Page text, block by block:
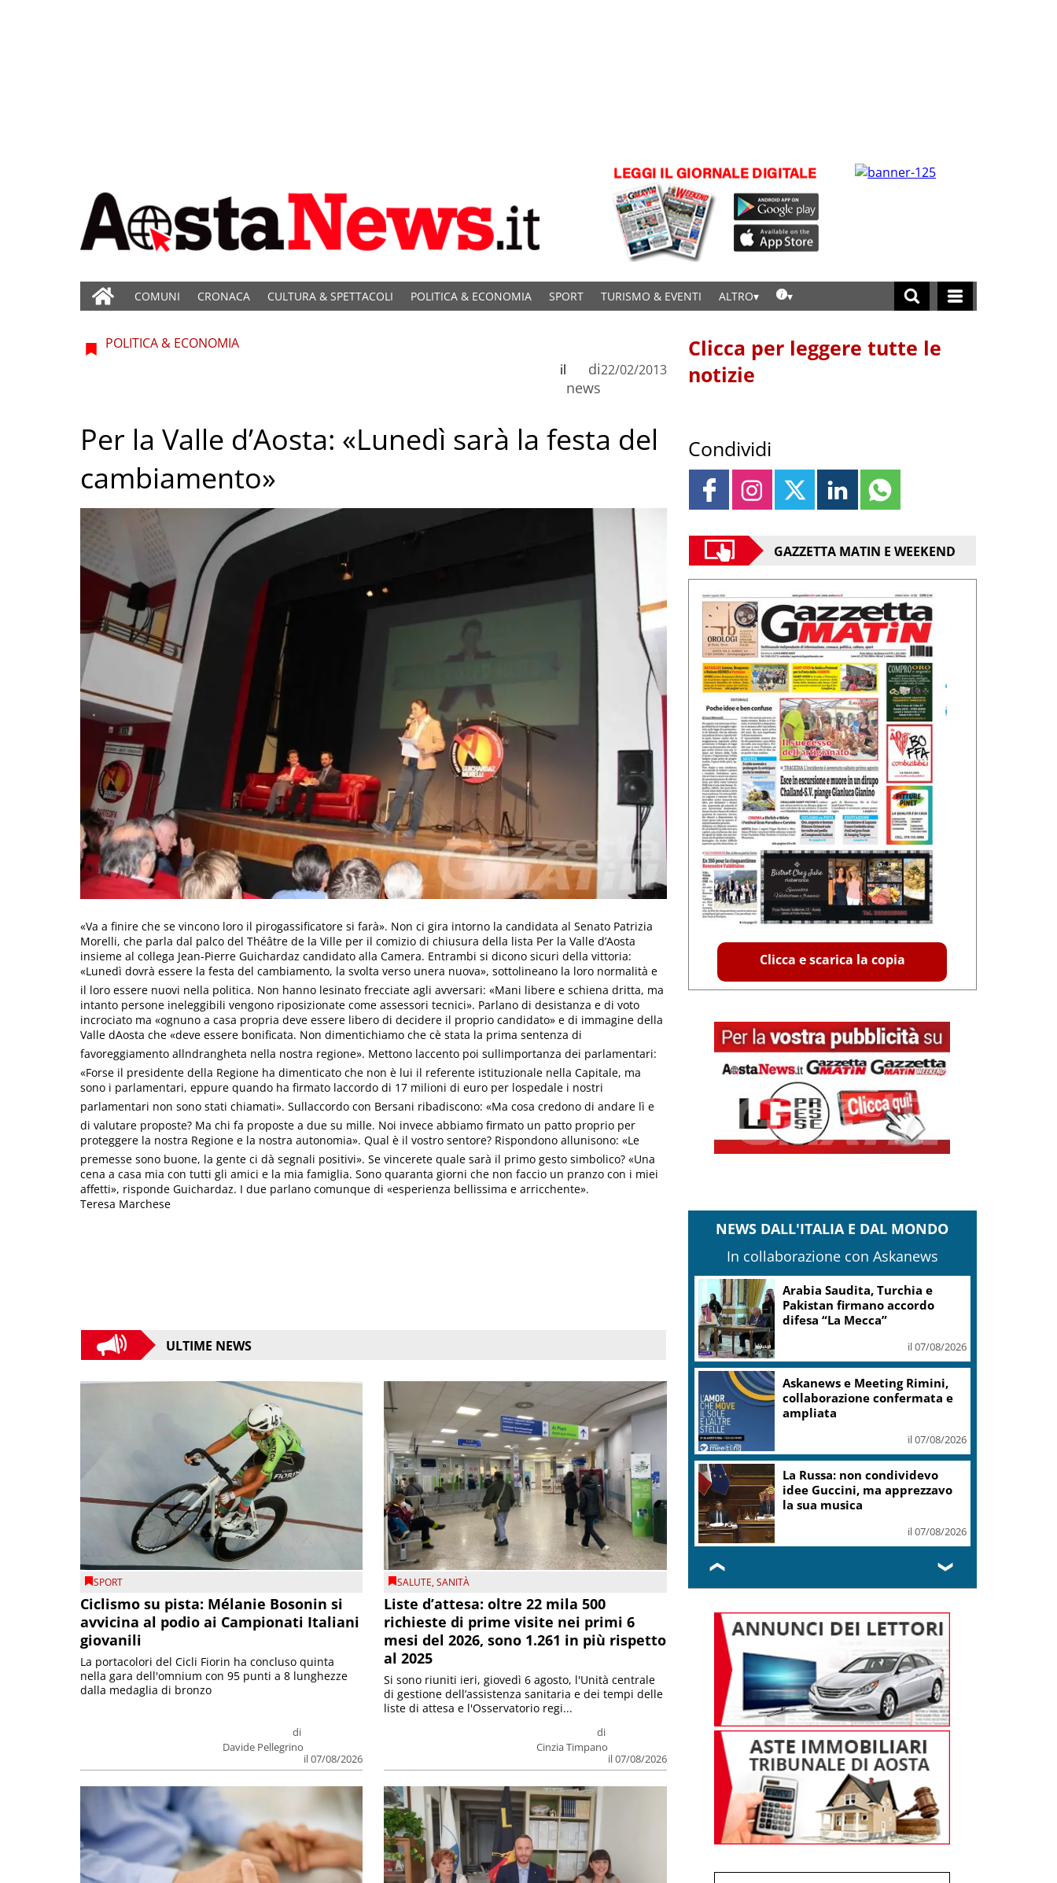
COMUNI CRONACA CULTURA & SPETTACOLI POLITICA & ECONOMIA SPORT TURISMO & EVENTI ALTRO
POLITICA & ECONOMIA
di
news
il 22/02/2013
Per la Valle d’Aosta: «Lunedì sarà la festa del
cambiamento»
«Va a finire che se vincono loro il pirogassificatore si farà». Non ci gira intorno la candidata al Senato Patrizia
Morelli, che parla dal palco del Théâtre de la Ville per il comizio di chiusura della lista Per la Valle d’Aosta
insieme al collega Jean-Pierre Guichardaz candidato alla Camera. Entrambi si dicono sicuri della vittoria:
«Lunedì dovrà essere la festa del cambiamento, la svolta verso unera nuova», sottolineano la loro normalità e
il loro essere nuovi nella politica. Non hanno lesinato frecciate agli avversari: «Mani libere e schiena dritta, ma
intanto persone ineleggibili vengono riposizionate come assessori tecnici». Parlano di desistanza e di voto
incrociato ma «ognuno a casa propria deve essere libero di decidere il proprio candidato» e di immagine della
Valle dAosta che «deve essere bonificata. Non dimentichiamo che cè stata la prima sentenza di
favoreggiamento allndrangheta nella nostra regione». Mettono laccento poi sullimportanza dei parlamentari:
«Forse il presidente della Regione ha dimenticato che non è lui il referente istituzionale nella Capitale, ma
sono i parlamentari, eppure quando ha firmato laccordo di 17 milioni di euro per lospedale i nostri
parlamentari non sono stati chiamati». Sullaccordo con Bersani ribadiscono: «Ma cosa credono di andare lì e
di valutare proposte? Ma chi fa proposte a due su mille. Noi invece abbiamo firmato un patto proprio per
proteggere la nostra Regione e la nostra autonomia». Qual è il vostro sentore? Rispondono allunisono: «Le
premesse sono buone, la gente ci dà segnali positivi». Se vincerete quale sarà il primo gesto simbolico? «Una
cena a casa mia con tutti gli amici e la mia famiglia. Sono quaranta giorni che non faccio un pranzo con i miei
affetti», risponde Guichardaz. I due parlano comunque di «esperienza bellissima e arricchente».
Teresa Marchese
ULTIME NEWS
SPORT
Ciclismo su pista: Mélanie Bosonin si
avvicina al podio ai Campionati Italiani
giovanili
di
Davide Pellegrino
il 07/08/2026
La portacolori del Cicli Fiorin ha concluso quinta
nella gara dell'omnium con 95 punti a 8 lunghezze
dalla medaglia di bronzo
SALUTE,SANITÀ
Liste d’attesa: oltre 22 mila 500
richieste di prime visite nei primi 6
mesi del 2026, sono 1.261 in più rispetto
al 2025
di
Cinzia Timpano
il 07/08/2026
Si sono riuniti ieri, giovedì 6 agosto, l'Unità centrale
di gestione dell’assistenza sanitaria e dei tempi delle
liste di attesa e l'Osservatorio regi...
Clicca per leggere tutte le
notizie
Condividi
GAZZETTA MATIN E WEEKEND
Clicca e scarica la copia
NEWS DALL'ITALIA E DAL MONDO
In collaborazione con Askanews
Arabia Saudita, Turchia e
Pakistan firmano accordo
difesa “La Mecca”
il 07/08/2026
Askanews e Meeting Rimini,
collaborazione confermata e
ampliata
il 07/08/2026
La Russa: non condividevo
idee Guccini, ma apprezzavo
la sua musica
il 07/08/2026
❮ ❯